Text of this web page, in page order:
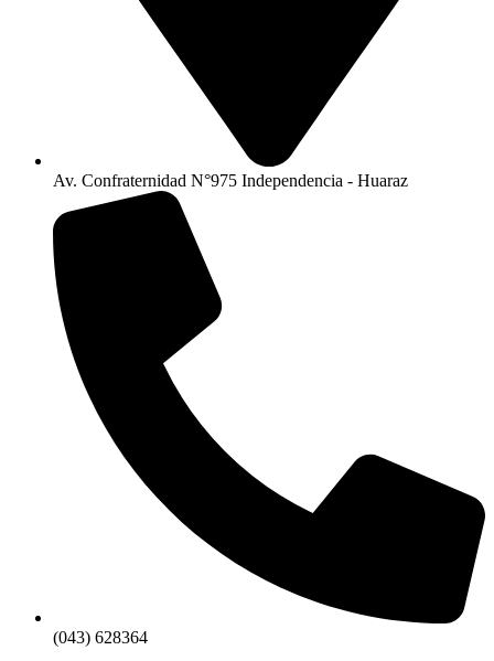
Av. Confraternidad N°975 Independencia - Huaraz
(043) 628364